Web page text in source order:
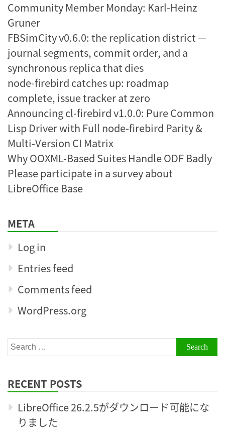
Community Member Monday: Karl-Heinz
Gruner
FBSimCity v0.6.0: the replication district —
journal segments, commit order, and a
synchronous replica that dies
node-firebird catches up: roadmap
complete, issue tracker at zero
Announcing cl-firebird v1.0.0: Pure Common
Lisp Driver with Full node-firebird Parity &
Multi-Version CI Matrix
Why OOXML-Based Suites Handle ODF Badly
Please participate in a survey about
LibreOffice Base
META
Log in
Entries feed
Comments feed
WordPress.org
Search
for:
RECENT POSTS
LibreOffice 26.2.5がダウンロード可能にな
りました